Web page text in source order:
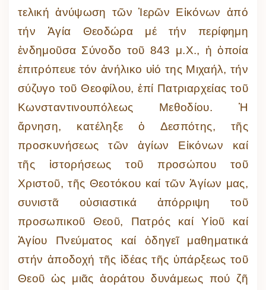
τελική ἀνύψωση τῶν Ἱερῶν Εἰκόνων ἀπό
τήν Ἁγία Θεοδώρα μέ τήν περίφημη
ἐνδημοῦσα Σύνοδο τοῦ 843 μ.Χ., ἡ ὁποία
ἐπιτρόπευε τόν ἀνήλικο υἱό της Μιχαήλ, τήν
σύζυγο τοῦ Θεοφίλου, ἐπί Πατριαρχείας τοῦ
Κωνσταντινουπόλεως Μεθοδίου. Ἡ
ἄρνηση, κατέληξε ὁ Δεσπότης, τῆς
προσκυνήσεως τῶν ἁγίων Εἰκόνων καί
τῆς ἱστορήσεως τοῦ προσώπου τοῦ
Χριστοῦ, τῆς Θεοτόκου καί τῶν Ἁγίων μας,
συνιστᾶ οὐσιαστικά ἀπόρριψη τοῦ
προσωπικοῦ Θεοῦ, Πατρός καί Υἱοῦ καί
Ἁγίου Πνεύματος καί ὁδηγεῖ μαθηματικά
στήν ἀποδοχή τῆς ἰδέας τῆς ὑπάρξεως τοῦ
Θεοῦ ὡς μιᾶς ἀοράτου δυνάμεως πού ζῆ